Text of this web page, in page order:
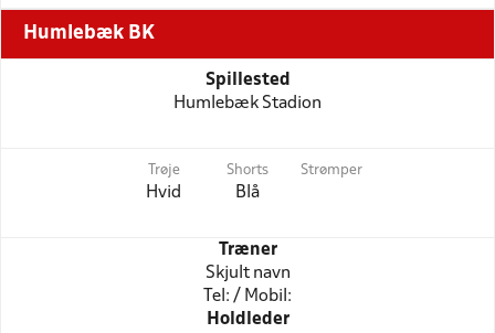
Humlebæk BK
Spillested
Humlebæk Stadion
Trøje
Hvid
Shorts
Blå
Strømper
Træner
Skjult navn
Tel: / Mobil:
Holdleder